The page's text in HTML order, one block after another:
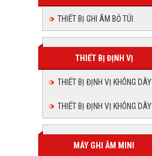
THIẾT BỊ GHI ÂM BỎ TÚI
THIẾT BỊ ĐỊNH VỊ
THIẾT BỊ ĐỊNH VỊ KHÔNG DÂY
THIẾT BỊ ĐỊNH VỊ KHÔNG DÂY
MÁY GHI ÂM MINI